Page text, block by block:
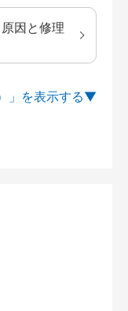
因と修理
」を